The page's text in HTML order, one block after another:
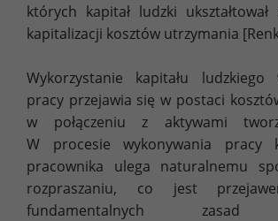
których kapitał ludzki
kapitalizacji kosztów utrzymania
Wykorzystanie kapitału
pracy przejawia się w postaci
w połączeniu z aktywami
W procesie wykonywania pracy
pracownika ulega naturalnemu
rozpraszaniu, co jest
fundamentalnych zasad